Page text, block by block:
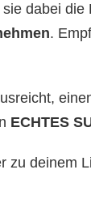
dabei
.
ECHTES
zu deinem